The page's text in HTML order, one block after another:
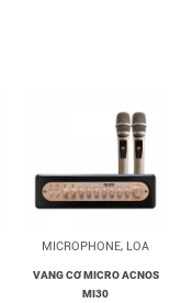
MICROPHONE, LOA
VANG CƠ MICRO ACNOS
MI30